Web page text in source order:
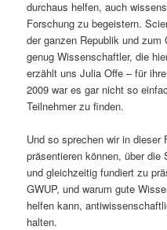
r
i
n
g
e
n
s
p
r
i
n
g
e
durchaus helfen, auch
Forschung zu begeistern.
der ganzen Republik und
genug Wissenschaftler, die
erzählt uns Julia Offe – für
2009 war es gar nicht so
Teilnehmer zu finden.
Und so sprechen wir in dieser
präsentieren können, über
und gleichzeitig fundiert zu
GWUP, und warum gute
helfen kann,
halten.